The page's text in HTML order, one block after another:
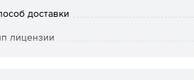
том числе новые таблицы расходов
доставки
лицензии